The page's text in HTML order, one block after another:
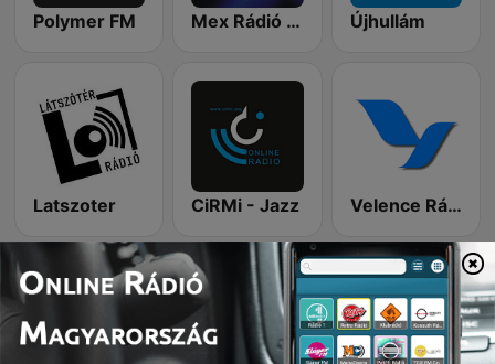
Polymer FM Mex Rádió - Trend Újhullám
Latszoter CiRMi - Jazz Velence Rádió